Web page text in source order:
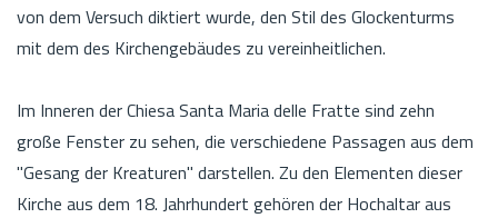
von dem Versuch diktiert wurde, den Stil des Glockenturms
mit dem des Kirchengebäudes zu vereinheitlichen.
Im Inneren der Chiesa Santa Maria delle Fratte sind zehn
große Fenster zu sehen, die verschiedene Passagen aus dem
"Gesang der Kreaturen" darstellen. Zu den Elementen dieser
Kirche aus dem 18. Jahrhundert gehören der Hochaltar aus